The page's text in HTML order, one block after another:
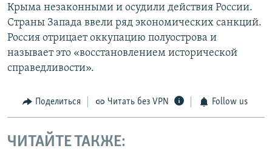
Крыма незаконными и осудили действия России.
Страны Запада ввели ряд экономических санкций.
Россия отрицает оккупацию полуострова и
называет это «восстановлением исторической
справедливости».
Поделиться Читать без VPN Follow us
ЧИТАЙТЕ ТАКЖЕ: